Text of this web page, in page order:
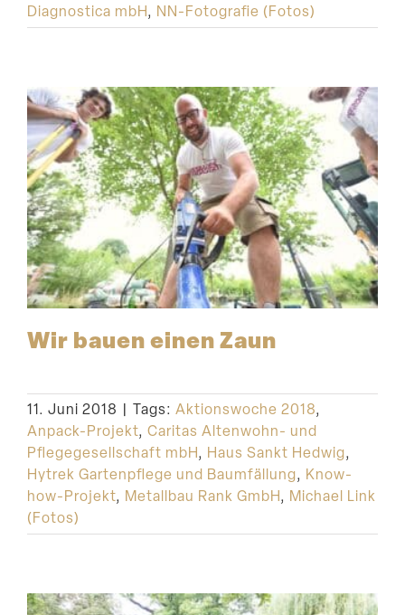
Diagnostica mbH, NN-Fotografie (Fotos)
Wir bauen einen Zaun
11. Juni 2018 | Tags: Aktionswoche 2018,
Anpack-Projekt, Caritas Altenwohn- und
Pflegegesellschaft mbH, Haus Sankt Hedwig,
Hytrek Gartenpflege und Baumfällung, Know-
how-Projekt, Metallbau Rank GmbH, Michael Link
(Fotos)